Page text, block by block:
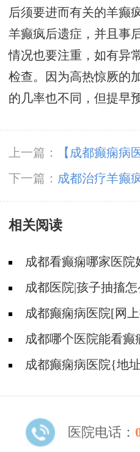
后须要进而有关的羊癫
羊癫疯后遗症，并且事
情况也要注重，如有异
检查。因为高热惊厥的
的几率也不同，但提早
上一篇：
【成都癫痫病
癫，11月23-24日，癫
诊北京三甲大咖!
下一篇： 成都治疗羊癫
癫痫药物带来的副作用?
相关阅读
成都看癫痫哪家医院
些遗传病可能伴有癫痫
成都医院|孩子抽搐
影响吗?
成都癫痫病医院[网
子药吗?
成都哪个医院能看癫
成都癫痫病医院{地
医院电话：